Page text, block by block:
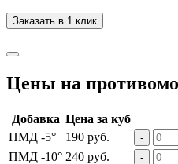
Заказать в 1 клик
Цены на
Добавка Цена за куб
ПМД -5°
190 руб. -
ПМД -10° 240 руб. -